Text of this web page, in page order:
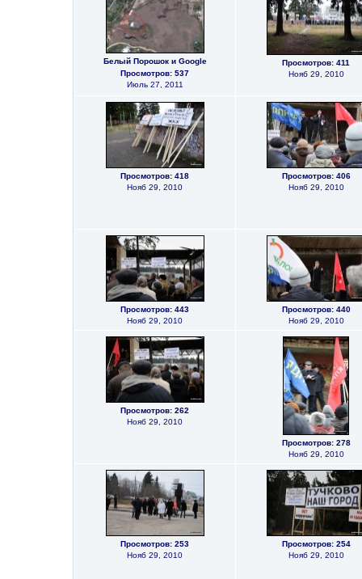
Белый Порошок и Google
Просмотров: 537
Июль 27, 2011
Просмотров: 411
Нояб 29, 2010
Просмотров: 418
Нояб 29, 2010
Просмотров: 406
Нояб 29, 2010
Просмотров: 443
Нояб 29, 2010
Просмотров: 440
Нояб 29, 2010
Просмотров: 262
Нояб 29, 2010
Просмотров: 278
Нояб 29, 2010
Просмотров: 253
Нояб 29, 2010
Просмотров: 254
Нояб 29, 2010